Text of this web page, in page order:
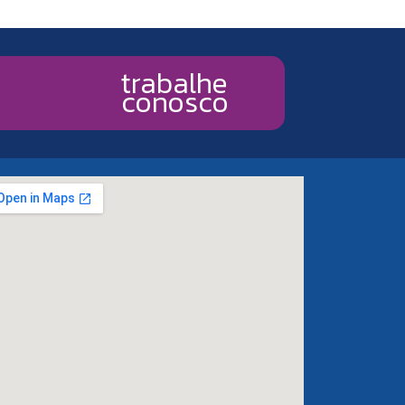
trabalhe
conosco